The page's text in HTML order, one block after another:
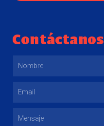
Contáctanos